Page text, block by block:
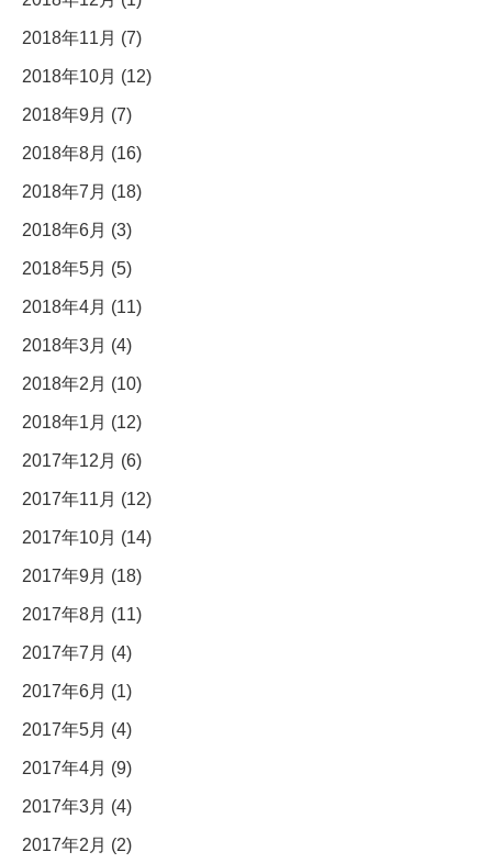
2018年11月 (7)
2018年10月 (12)
2018年9月 (7)
2018年8月 (16)
2018年7月 (18)
2018年6月 (3)
2018年5月 (5)
2018年4月 (11)
2018年3月 (4)
2018年2月 (10)
2018年1月 (12)
2017年12月 (6)
2017年11月 (12)
2017年10月 (14)
2017年9月 (18)
2017年8月 (11)
2017年7月 (4)
2017年6月 (1)
2017年5月 (4)
2017年4月 (9)
2017年3月 (4)
2017年2月 (2)